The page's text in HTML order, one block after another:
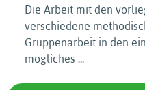
Die Arbeit mit den
verschiedene
Gruppenarbeit in den
mögliches ...